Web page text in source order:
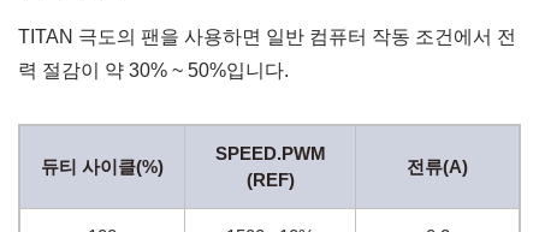
TITAN 극도의 팬을 사용하면 일반 컴퓨터 작동 조건에서 전
력 절감이 약 30% ~ 50%입니다.
듀티 사이클(%)
SPEED.PWM
(REF)
전류(A)